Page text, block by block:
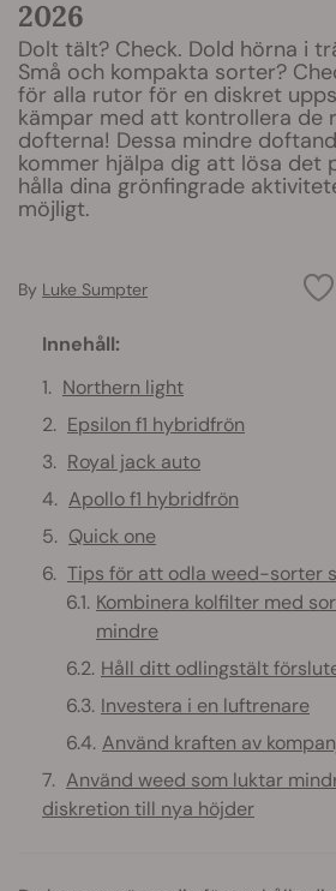
2026
Dolt tält? Check. Dold hörna i
Små och kompakta sorter?
för alla rutor för en diskret
kämpar med att kontrollera de
dofterna! Dessa mindre
kommer hjälpa dig att lösa det
hålla dina grönfingrade
möjligt.
By Luke Sumpter
Innehåll:
Northern light
Epsilon f1 hybridfrön
Royal jack auto
Apollo f1 hybridfrön
Quick one
Tips för att odla weed-sorter
Kombinera kolfilter med
mindre
Håll ditt odlingstält
Investera i en luftrenare
Använd kraften av
Använd weed som luktar
diskretion till nya höjder